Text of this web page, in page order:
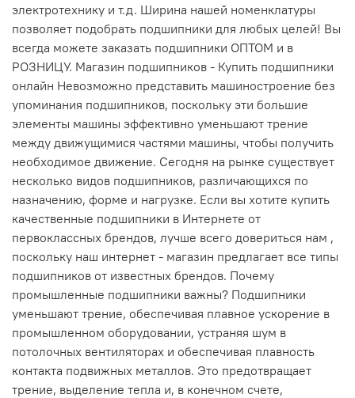
электротехнику и т.д. Ширина нашей номенклатуры
позволяет подобрать подшипники для любых целей! Вы
всегда можете заказать подшипники ОПТОМ и в
РОЗНИЦУ. Магазин подшипников - Купить подшипники
онлайн Невозможно представить машиностроение без
упоминания подшипников, поскольку эти большие
элементы машины эффективно уменьшают трение
между движущимися частями машины, чтобы получить
необходимое движение. Сегодня на рынке существует
несколько видов подшипников, различающихся по
назначению, форме и нагрузке. Если вы хотите купить
качественные подшипники в Интернете от
первоклассных брендов, лучше всего довериться нам ,
поскольку наш интернет - магазин предлагает все типы
подшипников от известных брендов. Почему
промышленные подшипники важны? Подшипники
уменьшают трение, обеспечивая плавное ускорение в
промышленном оборудовании, устраняя шум в
потолочных вентиляторах и обеспечивая плавность
контакта подвижных металлов. Это предотвращает
трение, выделение тепла и, в конечном счете,